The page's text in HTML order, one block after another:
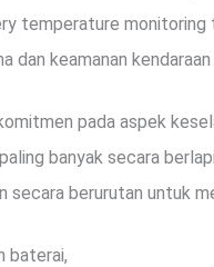
temperature
dan keamanan
pada aspek
banyak secara
secara berurutan untuk
baterai,